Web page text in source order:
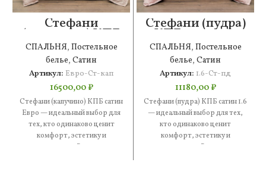
Стефани
(капучино) КПБ
сатин Евро
СПАЛЬНЯ, Постельное
белье, Сатин
Артикул: Евро-Ст-кап
16500,00₽
Стефани (капучино) КПБ сатин
Евро — идеальный выбор для
тех, кто одинаково ценит
комфорт, эстетику и
практичность. В составе —
Стефани (пудра)
КПБ сатин 1.6
СПАЛЬНЯ, Постельное
белье, Сатин
Артикул: 1.6-Ст-пд
11180,00₽
Стефани (пудра) КПБ сатин 1.6
— идеальный выбор для тех,
кто одинаково ценит
комфорт, эстетику и
практичность. В составе —